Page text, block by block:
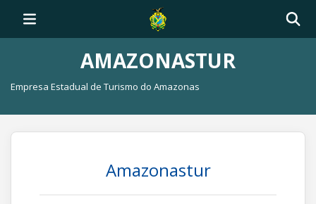
AMAZONASTUR
Empresa Estadual de Turismo do Amazonas
Amazonastur